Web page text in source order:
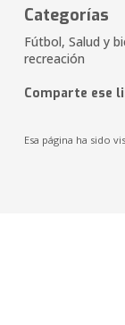
Categorías
Fútbol, Salud y
recreación
Comparte ese
Esa página ha sido